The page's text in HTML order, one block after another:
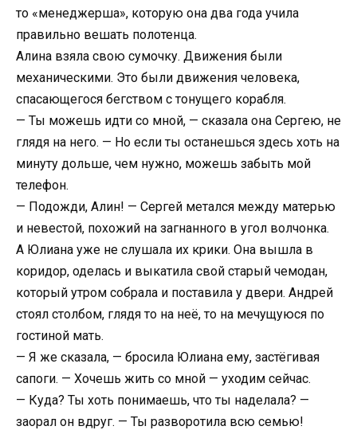
то «менеджерша», которую она два года учила
правильно вешать полотенца.
Алина взяла свою сумочку. Движения были
механическими. Это были движения человека,
спасающегося бегством с тонущего корабля.
— Ты можешь идти со мной, — сказала она Сергею, не
глядя на него. — Но если ты останешься здесь хоть на
минуту дольше, чем нужно, можешь забыть мой
телефон.
— Подожди, Алин! — Сергей метался между матерью
и невестой, похожий на загнанного в угол волчонка.
А Юлиана уже не слушала их крики. Она вышла в
коридор, оделась и выкатила свой старый чемодан,
который утром собрала и поставила у двери. Андрей
стоял столбом, глядя то на неё, то на мечущуюся по
гостиной мать.
— Я же сказала, — бросила Юлиана ему, застёгивая
сапоги. — Хочешь жить со мной — уходим сейчас.
— Куда? Ты хоть понимаешь, что ты наделала? —
заорал он вдруг. — Ты разворотила всю семью!